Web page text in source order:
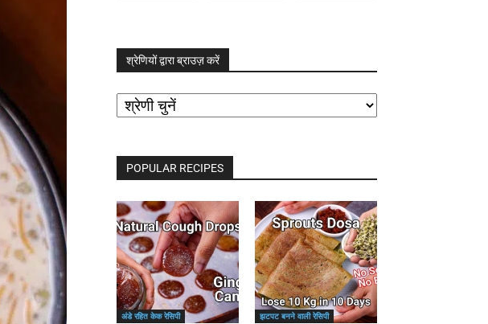
श्रेणियों द्वारा ब्राउज़ करें
श्रेणियों
द्वारा
ब्राउज़
POPULAR RECIPES
अंडे रहित केक रेसिपी झटपट बनने वाली रेसिपी